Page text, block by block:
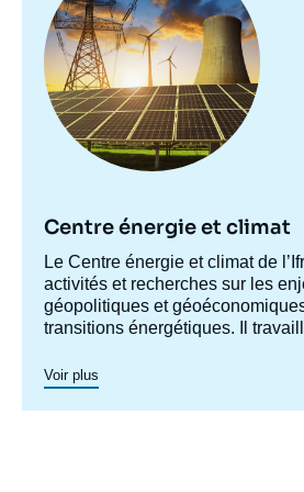
Centre énergie et climat
Accroche
centre
Le Centre énergie et climat de
activités et recherches sur les
géopolitiques et
transitions énergétiques. Il
compétitivité, de maîtrise des
valeur, et d'acceptabilité.
l’étude des politiques
Voir plus